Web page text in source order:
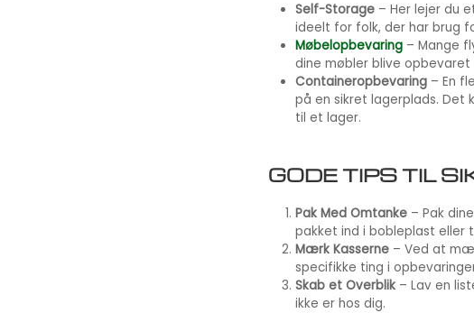
Self-Storage – Her lejer du
ideelt for folk, der har brug
Møbelopbevaring – Mange
dine møbler blive
Containeropbevaring – En
på en sikret lagerplads. Det
til et lager.
GODE TIPS TIL
Pak Med Omtanke – Pak
pakket ind i bobleplast eller
Mærk Kasserne – Ved at
specifikke ting i
Skab et Overblik – Lav en
ikke er hos dig.